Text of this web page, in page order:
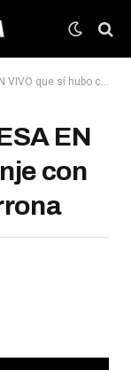
canje con la Fiscalía #LaEncerrona
EN
con